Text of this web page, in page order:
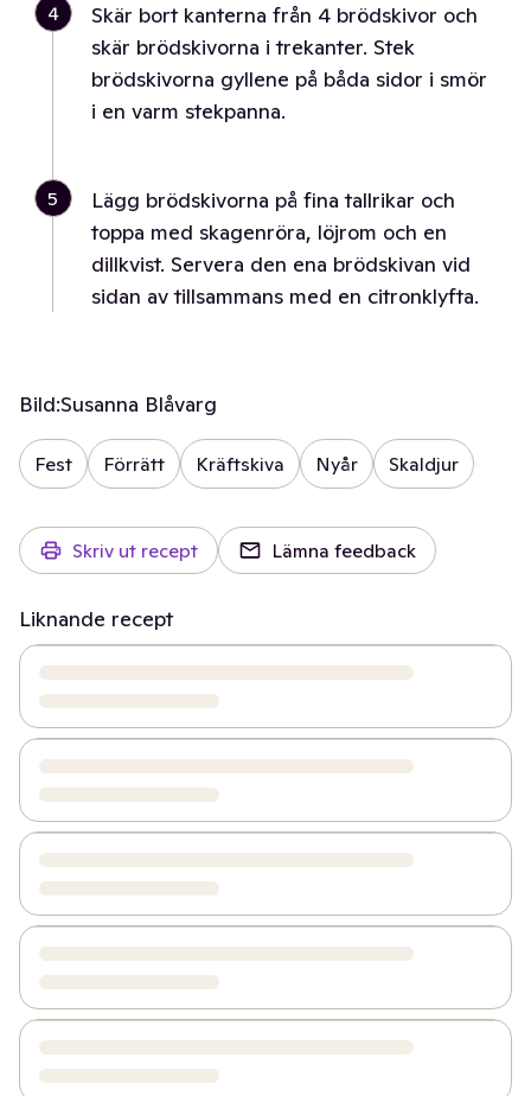
4
Skär bort kanterna från 4 brödskivor och
skär brödskivorna i trekanter. Stek
brödskivorna gyllene på båda sidor i smör
i en varm stekpanna.
5
Lägg brödskivorna på fina tallrikar och
toppa med skagenröra, löjrom och en
dillkvist. Servera den ena brödskivan vid
sidan av tillsammans med en citronklyfta.
Bild:Susanna Blåvarg
Fest Förrätt Kräftskiva Nyår Skaldjur
Skriv ut recept Lämna feedback
Liknande recept